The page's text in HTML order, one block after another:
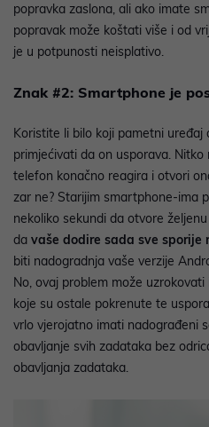
popravka zaslona, ali ako imate
popravak može koštati više i od
je u potpunosti neisplativo.
Znak #2: Smartphone je
Koristite li bilo koji pametni uređaj
primjećivati da on usporava.
telefon konačno reagira i otvori
zar ne? Starijim smartphone-ima
nekoliko sekundi da otvore
da vaše dodire sada sve sporije
biti nadogradnja vaše verzije
No, ovaj problem može
koje su ostale pokrenute te
vrlo vjerojatno imati nadograđeni
obavljanje svih zadataka bez
obavljanja zadataka.